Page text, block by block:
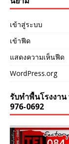
เข้าสู่ระบบ
เข้าฟีด
แสดงความเห็นฟีด
WordPress.org
รับทำพื้นโรงงา
976-0692